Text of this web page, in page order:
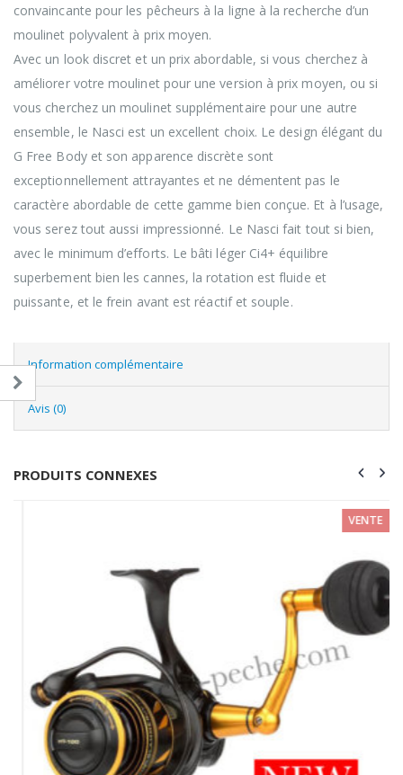
convaincante pour les pêcheurs à la ligne à la recherche d’un
moulinet polyvalent à prix moyen.
Avec un look discret et un prix abordable, si vous cherchez à
améliorer votre moulinet pour une version à prix moyen, ou si
vous cherchez un moulinet supplémentaire pour une autre
ensemble, le Nasci est un excellent choix. Le design élégant du
G Free Body et son apparence discrète sont
exceptionnellement attrayantes et ne démentent pas le
caractère abordable de cette gamme bien conçue. Et à l’usage,
vous serez tout aussi impressionné. Le Nasci fait tout si bien,
avec le minimum d’efforts. Le bâti léger Ci4+ équilibre
superbement bien les cannes, la rotation est fluide et
puissante, et le frein avant est réactif et souple.
Information complémentaire
Avis (0)
PRODUITS CONNEXES
VENTE